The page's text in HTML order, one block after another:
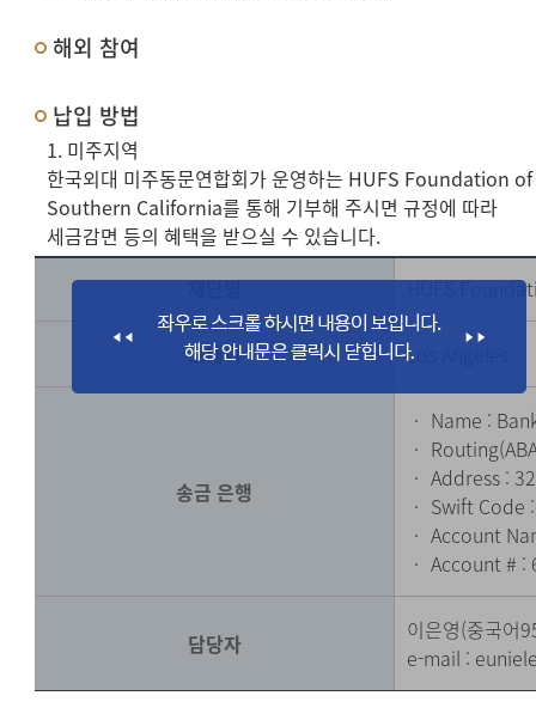
해외 참여
납입 방법
1. 미주지역
한국외대 미주동문연합회가 운영하는 HUFS Foundation of
Southern California를 통해 기부해 주시면 규정에 따라
세금감면 등의 혜택을 받으실 수 있습니다.
재단명
HUFS
소재지 Los Angeles
송금 은행
‧ Name :
‧
‧ Address :
‧ Swift Code
‧ Account
‧ Account # :
담당자
이은영(중국어
e-mail :